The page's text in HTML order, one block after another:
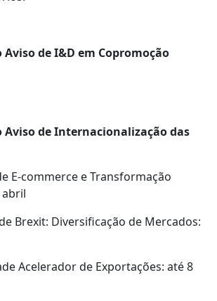
Aviso de I&D em Copromoção
Aviso de Internacionalização das
E-commerce e Transformação
abril
Brexit: Diversificação de Mercados:
Acelerador de Exportações: até 8